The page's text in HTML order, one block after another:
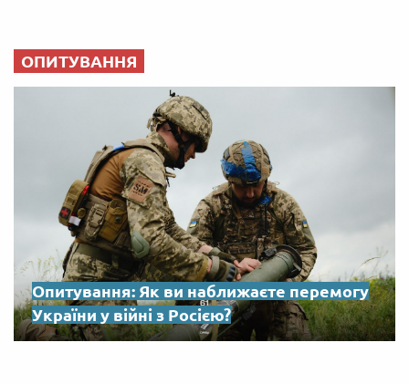
ОПИТУВАННЯ
Опитування: Як ви наближаєте перемогу
України у війні з Росією?